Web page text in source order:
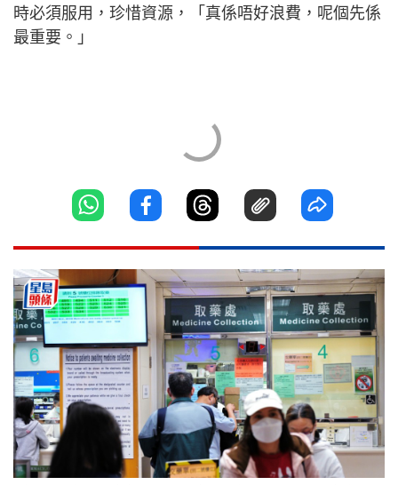
時必須服用，珍惜資源，「真係唔好浪費，呢個先係
最重要。」